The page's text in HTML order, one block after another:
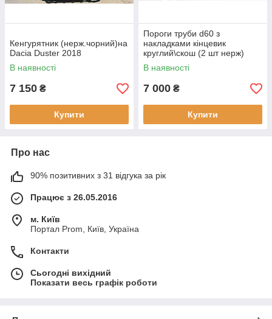
Кенгурятник (нерж.чорний)на
Dacia Duster 2018
В наявності
7 150 ₴
Купити
Пороги труби d60 з
накладками кінцевик
круглий\скош (2 шт нерж)
Dacia Duster 2018-
В наявності
7 000 ₴
Купити
Про нас
90% позитивних з 31 відгука за рік
Працює з 26.05.2016
м. Київ
Портал Prom, Київ, Україна
Контакти
Сьогодні вихідний
Показати весь графік роботи